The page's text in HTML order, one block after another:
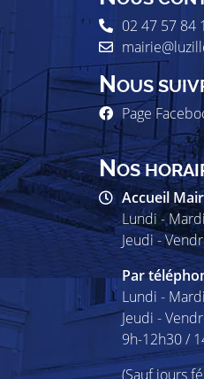
02 47 57 84
NOUS
Page
NOS
Accueil
Lundi -
Jeudi -
Par
Lundi -
Jeudi -
9h-12h30 /
(Sauf jours